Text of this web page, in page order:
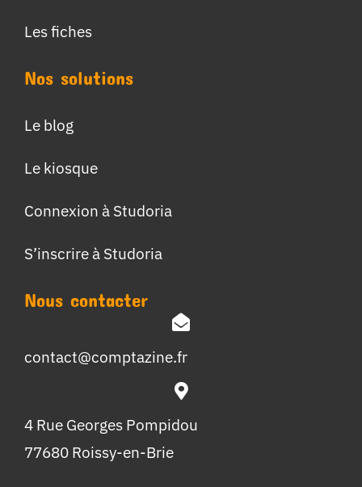
Les fiches
Nos solutions
Le blog
Le kiosque
Connexion à Studoria
S’inscrire à Studoria
Nous contacter
contact@comptazine.fr
4 Rue Georges Pompidou
77680 Roissy-en-Brie